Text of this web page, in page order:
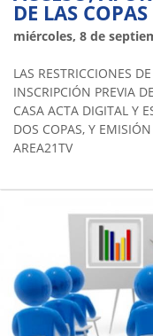
DE LAS
miércoles, 8 de
LAS RESTRICCIONES
INSCRIPCIÓN PREVIA
CASA ACTA DIGITAL Y
DOS COPAS, Y
AREA21TV